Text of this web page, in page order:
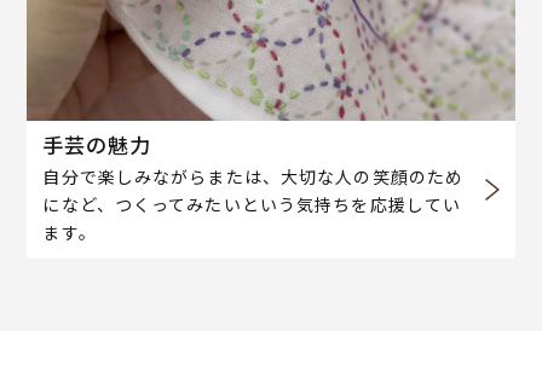
手芸の魅力
自分で楽しみながらまたは、大切な人の笑顔のため
になど、つくってみたいという気持ちを応援してい
ます。